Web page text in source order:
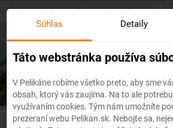
Skip
content
Hlavná stránka / Severná Amerika / Usa
Lacné letenky
Súhlas Detaily
Táto webstránka používa
V Pelikáne robíme všetko preto, aby sme
obsah, ktorý vás zaujíma. Na to ale
využívaním cookies. Tým nám umožníte
prezeraní webu Pelikan.sk. Nebojte sa,